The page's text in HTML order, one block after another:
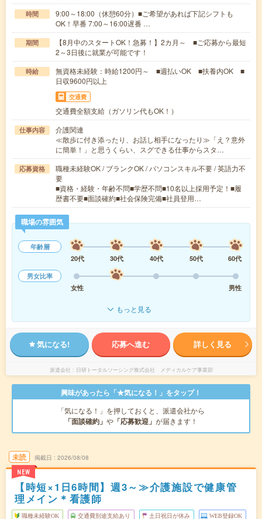
時間
9:00～18:00（休憩60分）■ご希望があれば下記シフトも
OK！早番 7:00～16:00遅番 …
期間
【8月中のスタートOK！急募！】2カ月～ ■ご応募から最短
2～3日後に就業が可能です！
時給
無資格未経験：時給1200円～ ■週払いOK ■扶養内OK ■
日収9600円以上
交通費
交通費全額支給（ガソリン代もOK！）
仕事内容
介護関連
≪散歩に付き添ったり、お話し相手になったり≫「え？意外
に簡単！」と思うくらい、スグできる仕事からスタ…
応募資格
職種未経験OK / ブランクOK / パソコンスキル不要 / 英語力不
要
■資格・経験・年齢不問■学歴不問■10名以上採用予定！■履
歴書不要■面談確約■社会保険完備■社員登用…
職場の雰囲気
年齢層
20代
30代 40代 50代
60代
男女比率
女性
男性
もっと見る
気になる! 応募へ進む 詳しく見る
派遣会社 日研トータルソーシング株式会社 メディカルケア事業部
興味があったら「★気になる！」をタップ！
「気になる！」を押しておくと、派遣会社から
「面談確約」 や 「応募歓迎」 が届きます！
未読
NEW
掲載日 2026/08/08
【時短×1日6時間】週3～≫介護施設で健康管
理メイン＊看護師
職種未経験OK 交通費別途支給あり 土日祝日が休み WEB登録OK